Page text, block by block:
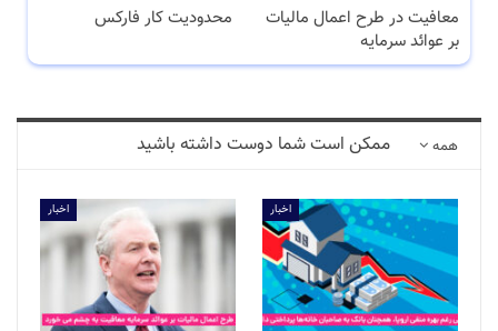
محدودیت کار فارکس
معافیت در طرح اعمال مالیات
بر عوائد سرمایه
همه ممکن است شما دوست داشته باشید
اخبار اخبار